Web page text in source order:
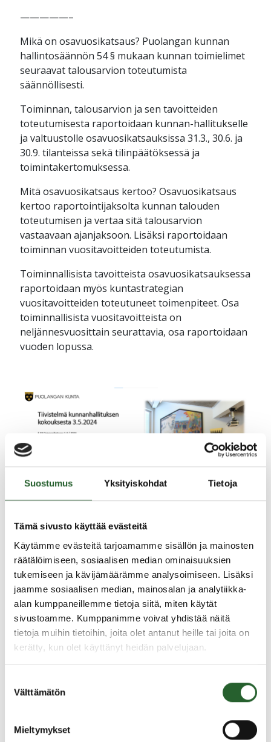
Suostumus Yksityiskohdat Tietoja
Tämä sivusto käyttää evästeitä
Käytämme evästeitä tarjoamamme sisällön ja mainosten
räätälöimiseen, sosiaalisen median ominaisuuksien
tukemiseen ja kävijämäärämme analysoimiseen. Lisäksi
jaamme sosiaalisen median, mainosalan ja analytiikka-
alan kumppaneillemme tietoja siitä, miten käytät
sivustoamme. Kumppanimme voivat yhdistää näitä
tietoja muihin tietoihin, joita olet antanut heille tai joita on
kerätty, kun olet käyttänyt heidän palvelujaan.
valinta
Välttämätön
Mieltymykset
—————–
Mikä on osavuosikatsaus? Puolangan kunnan
hallintosäännön 54 § mukaan kunnan toimielimet
seuraavat talousarvion toteutumista
säännöllisesti.
Toiminnan, talousarvion ja sen tavoitteiden
toteutumisesta raportoidaan kunnan-hallitukselle
ja valtuustolle osavuosikatsauksissa 31.3., 30.6. ja
30.9. tilanteissa sekä tilinpäätöksessä ja
toimintakertomuksessa.
Mitä osavuosikatsaus kertoo? Osavuosikatsaus
kertoo raportointijaksolta kunnan talouden
toteutumisen ja vertaa sitä talousarvion
vastaavaan ajanjaksoon. Lisäksi raportoidaan
toiminnan vuositavoitteiden toteutumista.
Toiminnallisista tavoitteista osavuosikatsauksessa
raportoidaan myös kuntastrategian
vuositavoitteiden toteutuneet toimenpiteet. Osa
toiminnallisista vuositavoitteista on
neljännesvuosittain seurattavia, osa raportoidaan
vuoden lopussa.
Jaa uutinen
Ajankohtaista
Monitoimitalon kirjasto menee kiinni
3.8.2026